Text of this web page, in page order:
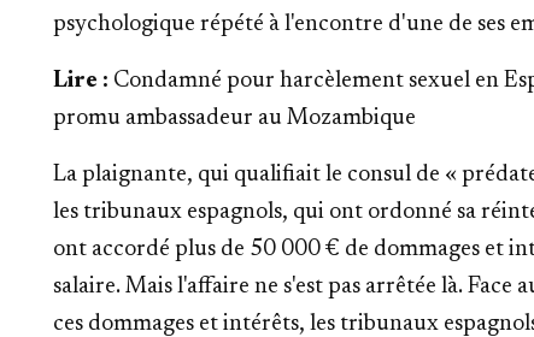
psychologique répété à l'encontre d'une de ses
Lire : Condamné pour harcèlement sexuel en
promu ambassadeur au Mozambique
La plaignante, qui qualifiait le consul de «
les tribunaux espagnols, qui ont ordonné sa
ont accordé plus de 50 000 € de dommages et
salaire. Mais l'affaire ne s'est pas arrêtée là. Face
ces dommages et intérêts, les tribunaux